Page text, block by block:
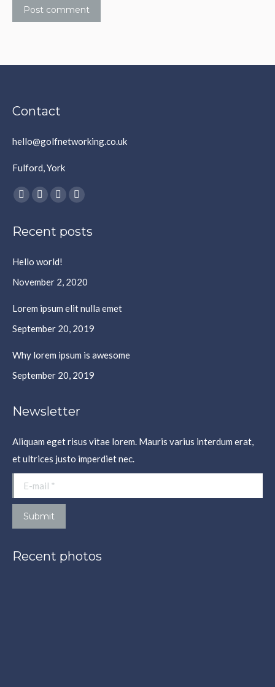
Post comment
Contact
hello@golfnetworking.co.uk
Fulford, York
Find us on:
Facebook
opens
new
window
X
opens
new
window
YouTube
opens
new
window
Instagram
opens
window
Recent posts
Hello world!
November 2, 2020
Lorem ipsum elit nulla emet
September 20, 2019
Why lorem ipsum is awesome
September 20, 2019
Newsletter
Aliquam eget risus vitae lorem. Mauris varius interdum erat,
et ultrices justo imperdiet nec.
E-mail *
Submit
Recent photos